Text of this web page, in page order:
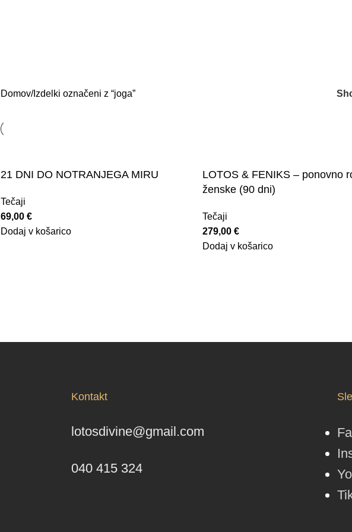
Domov Izdelki označeni z “joga”
21 DNI DO NOTRANJEGA MIRU
Tečaji
69,00 €
Dodaj v košarico
LOTOS & FENIKS – ponovno
ženske (90 dni)
Tečaji
279,00 €
Dodaj v košarico
Kontakt
lotosdivine@gmail.com
040 415 324